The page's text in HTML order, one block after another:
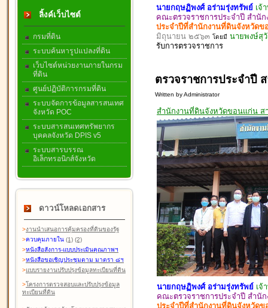
ลิ้งค์เว็บไซต์
กรมที่ดิน
ระบบค้นหารูปแปลงที่ดิน
เว็บไซต์หน่วยงานภายในกรม
ที่ดิน
ศูนย์ปฏิบัติการกรมที่ดิน
ระบบจัดการข้อมูลสารสนเทศ
จังหวัด POC
ระบบสารสนเทศทรัพยากร
บุคคลจังหวัด DPIS v5
ระบบสารบรรณ
อิเล็กทรอนิกส์จังหวัด
ดาวน์โหลดเอกสาร
>งานนำเสนอการคุ้มครองที่ดินของรัฐ
>ควบคุมภายใน (1) (2)
>หนังสือสังการ-แบบประเมินคุณภาพฯ
>หนังสือขอเชิญประชุมตาม มาตรา ๘ฯ
>แบบรายงานปรับปรุงข้อมูลทะเบียนที่ดิน
>โครงการตรวจสอบและปรับปรุงข้อมูล
ทะเบียนที่ดิน
นายกฤษฏิพงศ์ อร่ามรุ่งทรัพย์ เจ้
คณะตรวจราชการประจำปี สำนั
ประจำปีที่สำนักงานที่ดินจังหวัด
มิถุนายน ๒๕๖๓ โดยมี นายพงษ์สุ
รับการตรวจราชการ
ตรวจราชการประจำปี
Written by Administrator
สำนักงานที่ดินจังหวัดขอนแก่น ส
นายกฤษฏิพงศ์ อร่ามรุ่งทรัพย์ เจ้
คณะตรวจราชการประจำปี สำนั
ประจำปีที่สำนักงานที่ดินจังหวัด